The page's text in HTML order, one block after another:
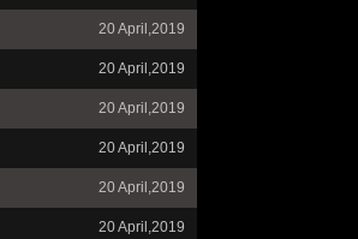
20 April,2019
20 April,2019
20 April,2019
20 April,2019
20 April,2019
20 April,2019